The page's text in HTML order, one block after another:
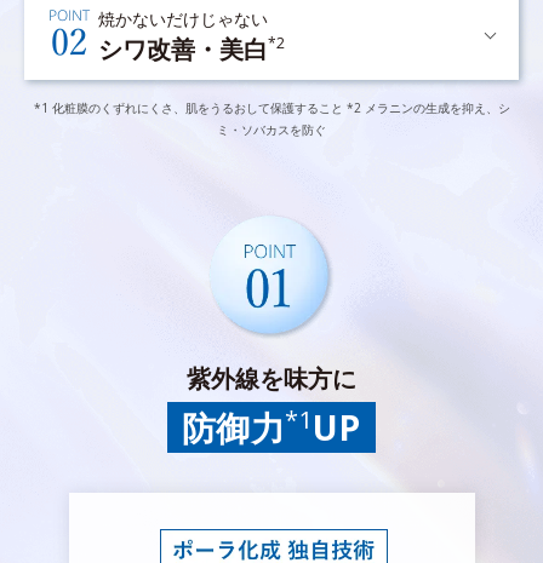
焼かないだけじゃない
シワ改善・美白*2
*1 化粧膜のくずれにくさ、肌をうるおして保護すること *2 メラニンの生成を抑え、シ
ミ・ソバカスを防ぐ
紫外線を味方に
防御力*1 UP